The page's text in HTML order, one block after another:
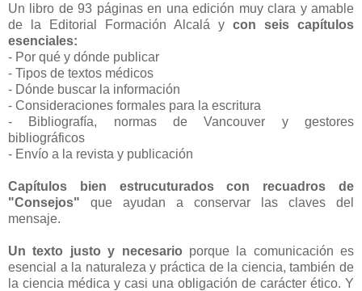
Un libro de 93 páginas en una edición muy clara y amable
de la Editorial Formación Alcalá y con seis capítulos
esenciales:
- Por qué y dónde publicar
- Tipos de textos médicos
- Dónde buscar la información
- Consideraciones formales para la escritura
- Bibliografía, normas de Vancouver y gestores
bibliográficos
- Envío a la revista y publicación
Capítulos bien estrucuturados con recuadros de
"Consejos" que ayudan a conservar las claves del
mensaje.
Un texto justo y necesario porque la comunicación es
esencial a la naturaleza y práctica de la ciencia, también de
la ciencia médica y casi una obligación de carácter ético. Y